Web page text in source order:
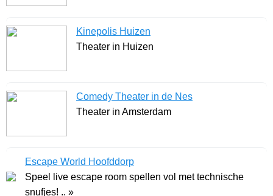
Kinepolis Huizen
Theater in Huizen
Comedy Theater in de Nes
Theater in Amsterdam
Escape World Hoofddorp
Speel live escape room spellen vol met technische
snufjes! .. »